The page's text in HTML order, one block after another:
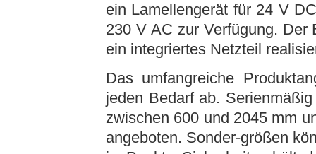
ein Lamellengerät für 24 V
230 V AC zur Verfügung. Der
ein integriertes Netzteil
Das umfangreiche
jeden Bedarf ab.
zwischen 600 und 2045 mm
angeboten. Sonder-größen